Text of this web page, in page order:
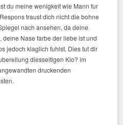
du meine wenigkeit wie Mann fur
traust dich nicht die bohne
nach ansehen, da deine
Nase farbe der liebe ist und
jedoch klaglich fuhlst. Dies tut dir
diesseitigen Klo? im
druckenden